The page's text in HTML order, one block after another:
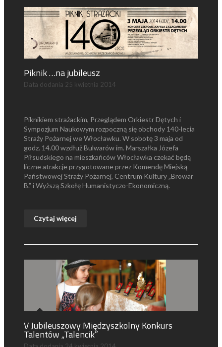
Piknik …na jubileusz
Data dodania 25 kwietnia 2014
Piknikiem strażackim, Przeglądem Orkiestr Dętych i
Sympozjum Naukowym rozpoczną się obchody 140-lecia
Straży Pożarnej we Włocławku. W sobotę 3 maja od
godz. 14.00 wzdłuż Bulwarów im. Marszałka Józefa
Piłsudskiego na mieszkańców Włocławka czekać będą
liczne atrakcje przygotowane przez Komendę Miejską
Państwowej Straży Pożarnej, Centrum Kultury „Browar
B.” i Wyższą Szkołę Humanistyczo-Ekonomiczną.
Czytaj więcej
V Jubileuszowy Międzyszkolny Konkurs
Talentów „Talencik”